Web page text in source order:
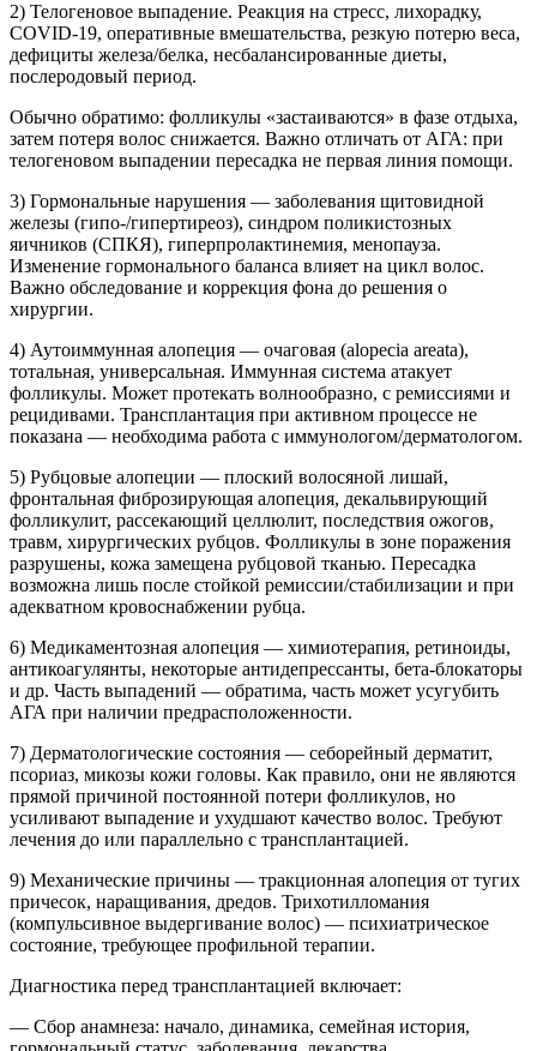
2) Телогеновое выпадение. Реакция на стресс, лихорадку,
COVID-19, оперативные вмешательства, резкую потерю веса,
дефициты железа/белка, несбалансированные диеты,
послеродовый период.
Обычно обратимо: фолликулы «застаиваются» в фазе отдыха,
затем потеря волос снижается. Важно отличать от АГА: при
телогеновом выпадении пересадка не первая линия помощи.
3) Гормональные нарушения — заболевания щитовидной
железы (гипо-/гипертиреоз), синдром поликистозных
яичников (СПКЯ), гиперпролактинемия, менопауза.
Изменение гормонального баланса влияет на цикл волос.
Важно обследование и коррекция фона до решения о
хирургии.
4) Аутоиммунная алопеция — очаговая (alopecia areata),
тотальная, универсальная. Иммунная система атакует
фолликулы. Может протекать волнообразно, с ремиссиями и
рецидивами. Трансплантация при активном процессе не
показана — необходима работа с иммунологом/дерматологом.
5) Рубцовые алопеции — плоский волосяной лишай,
фронтальная фиброзирующая алопеция, декальвирующий
фолликулит, рассекающий целлюлит, последствия ожогов,
травм, хирургических рубцов. Фолликулы в зоне поражения
разрушены, кожа замещена рубцовой тканью. Пересадка
возможна лишь после стойкой ремиссии/стабилизации и при
адекватном кровоснабжении рубца.
6) Медикаментозная алопеция — химиотерапия, ретиноиды,
антикоагулянты, некоторые антидепрессанты, бета-блокаторы
и др. Часть выпадений — обратима, часть может усугубить
АГА при наличии предрасположенности.
7) Дерматологические состояния — себорейный дерматит,
псориаз, микозы кожи головы. Как правило, они не являются
прямой причиной постоянной потери фолликулов, но
усиливают выпадение и ухудшают качество волос. Требуют
лечения до или параллельно с трансплантацией.
9) Механические причины — тракционная алопеция от тугих
причесок, наращивания, дредов. Трихотилломания
(компульсивное выдергивание волос) — психиатрическое
состояние, требующее профильной терапии.
Диагностика перед трансплантацией включает:
— Сбор анамнеза: начало, динамика, семейная история,